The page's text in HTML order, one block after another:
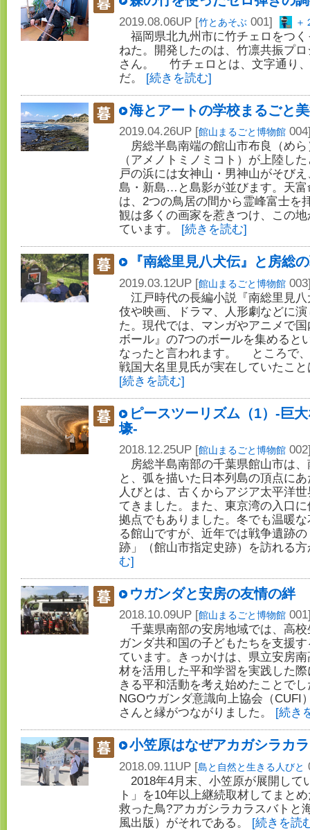
2019.08.06UP [竹とあそぶ 001] ＋
福岡県北九州市に竹チェロをつ
ねた。開発したのは、竹凛共振プ
さん。 竹チェロとは、文字通り
だ。 [続きを読む]
海とアートの学校まるごと
2019.04.26UP [館山まるごと博物館
房総半島南端の館山市布良（め
（アメノトミノミコト）が上陸し
戸の浜には女神山・男神山がそび
島・新島…と島影が並びます。天
は、2つの鳥居の間から霊峰富士を
観は多くの画家を惹きつけ、この
ています。 [続きを読む]
『南総里見八犬伝』と房総
2019.03.12UP [館山まるごと博物館
江戸時代の長編小説『南総里見
伎や映画、ドラマ、人形劇などに
た。現代では、マンガやアニメで
ボール』の7つのボールを集めると
なったと言われます。 ところで
戦国大名里見氏が実在していたこ
[続きを読む]
ピースツーリズム（1）-巨
壕-
2018.12.25UP [館山まるごと博物館
房総半島南部の千葉県館山市は
と、弧を描いた日本列島の頂点に
人びとは、古くからアジア太平洋
てきました。また、東京湾の入口
拠点でもありました。冬でも温暖
る館山ですが、近年では戦争遺跡
跡」（館山市指定史跡）を訪れる
む]
ウガンダと安房の友情の絆
2018.10.09UP [館山まるごと博物館
千葉県南部の安房地域では、高
ガンダ共和国の子どもたちを支援
ています。きっかけは、県立安房
材を活用した平和学習を実践した
きる平和活動を考え始めたことで
NGOウガンダ意識向上協会（CUFI
さんと縁がつながりました。 [続き
小笠原はなぜアカガシラカ
2018.09.11UP [島と自然と生きる人びと
2018年4月末、小笠原が展開して
ト」を10年以上継続取材してまと
救った鳥?アカガシラカラスバトと
風出版）がそれである。 [続きを読